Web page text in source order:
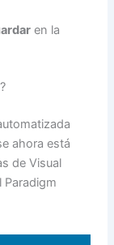
en la
ahora está
de Visual
Paradigm